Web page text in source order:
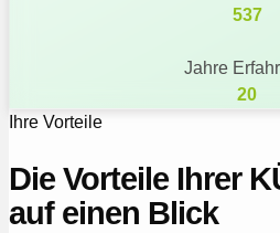
537
Jahre
20
Ihre Vorteile
Die Vorteile Ihrer
auf einen Blick